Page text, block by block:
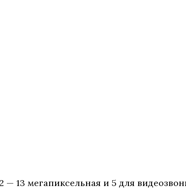
13 мегапиксельная и 5 для